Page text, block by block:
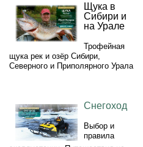
Щука в
Сибири и
на Урале
Трофейная
щука рек и озёр Сибири,
Северного и Приполярного Урала
Снегоход
Выбор и
правила